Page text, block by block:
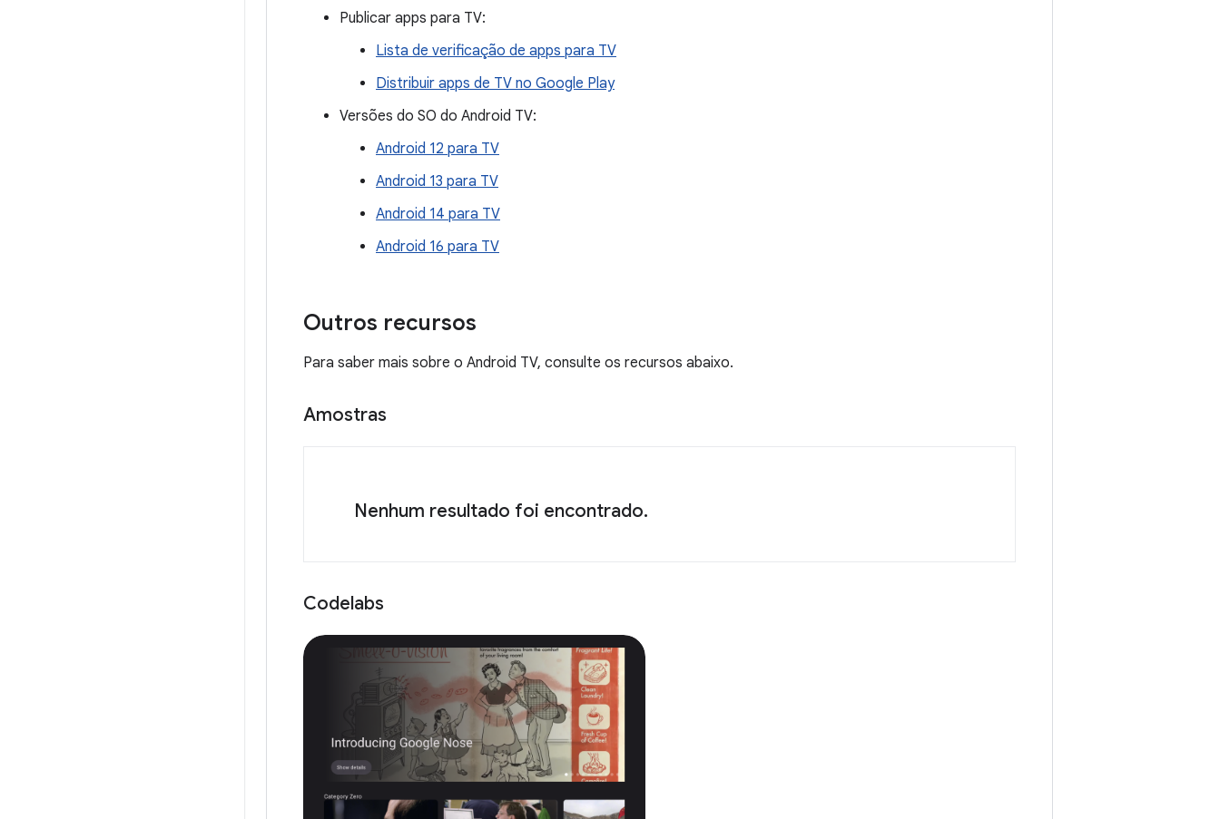
Publicar apps para TV:
Lista de verificação de apps para TV
Distribuir apps de TV no Google Play
Versões do SO do Android TV:
Android 12 para TV
Android 13 para TV
Android 14 para TV
Android 16 para TV
Outros recursos
Para saber mais sobre o Android TV, consulte os recursos abaixo.
Amostras
Nenhum resultado foi encontrado.
Codelabs